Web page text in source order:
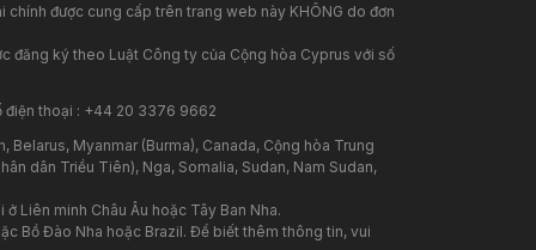
chính được cung cấp trên trang web này KHÔNG do đơn
đăng ký theo Luật Công ty của Cộng hòa Cyprus với số
điện thoại : +44 20 3376 9662
Myanmar (Burma), Canada, Cộng hòa Trung
dân Triều Tiên), Nga, Somalia, Sudan, Nam Sudan,
Liên minh Châu Âu hoặc Tây Ban Nha.
Bồ Đào Nha hoặc Brazil. Để biết thêm thông tin, vui